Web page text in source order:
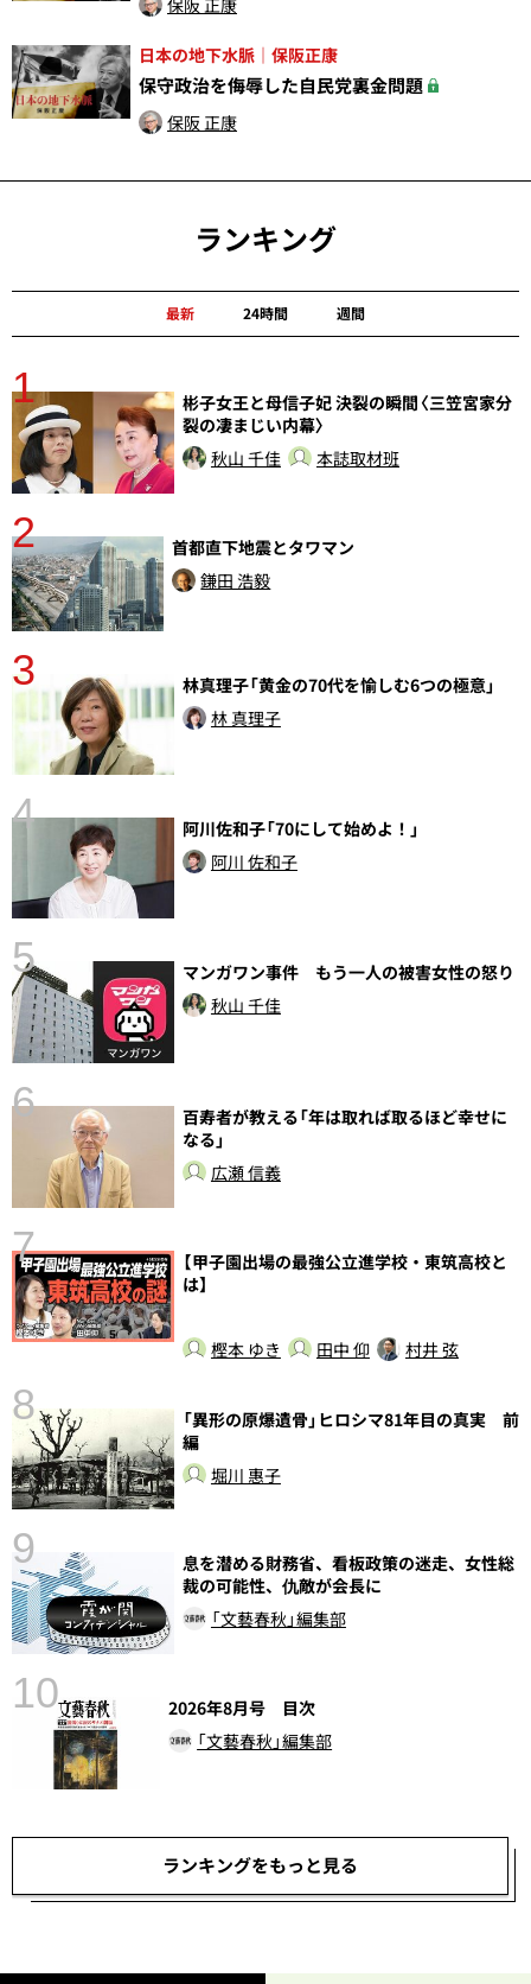
保阪 正康
日本の地下水脈｜保阪正康
保守政治を侮辱した自民党裏金問題
保阪 正康
ランキング
最新 24時間 週間
1
彬子女王と母信子妃 決裂の瞬間〈三笠宮家分
裂の凄まじい内幕〉
秋山 千佳
本誌取材班
2
首都直下地震とタワマン
鎌田 浩毅
3
林真理子「黄金の70代を愉しむ6つの極意」
林 真理子
4
阿川佐和子「70にして始めよ！」
阿川 佐和子
5
マンガワン事件 もう一人の被害女性の怒り
秋山 千佳
6
百寿者が教える「年は取れば取るほど幸せに
なる」
広瀬 信義
7
【甲子園出場の最強公立進学校・東筑高校と
は】
樫本 ゆき 田中 仰 村井 弦
8
「異形の原爆遺骨」ヒロシマ81年目の真実 前
編
堀川 惠子
9
息を潜める財務省、看板政策の迷走、女性総
裁の可能性、仇敵が会長に
「文藝春秋」編集部
10
2026年8月号 目次
「文藝春秋」編集部
ランキングをもっと見る